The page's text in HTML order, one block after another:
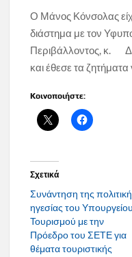
Ο Μάνος Κόνσολας
διάστημα με τον
Περιβάλλοντος, κ.
και έθεσε τα
Κοινοποιήστε:
Σχετικά
Συνάντηση της
ηγεσίας του Υπουργείου
Τουρισμού με την
Πρόεδρο του ΣΕΤΕ για
θέματα τουριστικής